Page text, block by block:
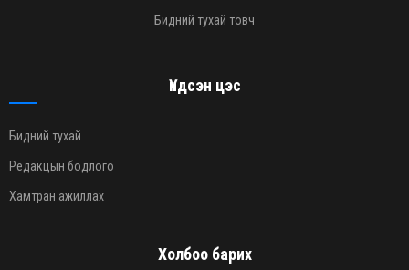
Бидний тухай товч
Үндсэн цэс
Бидний тухай
Редакцын бодлого
Хамтран ажиллах
Холбоо барих